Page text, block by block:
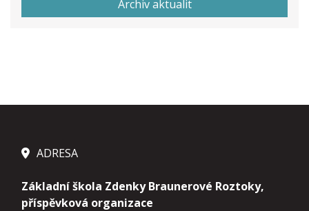
Archiv aktualit
ADRESA
Základní škola Zdenky Braunerové Roztoky,
příspěvková organizace